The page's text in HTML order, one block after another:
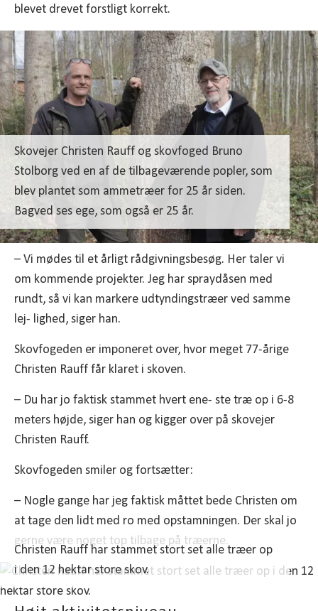
blevet drevet forstligt korrekt.
Skovejer Christen Rauff og skovfoged Bruno
Stolborg ved en af de tilbageværende popler, som
blev plantet som ammetræer for 25 år siden.
Bagved ses ege, som også er 25 år.
– Vi mødes til et årligt rådgivningsbesøg. Her taler vi
om kommende projekter. Jeg har spraydåsen med
rundt, så vi kan markere udtyndingstræer ved samme
lej- lighed, siger han.
Skovfogeden er imponeret over, hvor meget 77-årige
Christen Rauff får klaret i skoven.
– Du har jo faktisk stammet hvert ene- ste træ op i 6-8
meters højde, siger han og kigger over på skovejer
Christen Rauff.
Skovfogeden smiler og fortsætter:
– Nogle gange har jeg faktisk måttet bede Christen om
at tage den lidt med ro med opstamningen. Der skal jo
gerne være noget top tilbage på træerne.
Christen Rauff har stammet stort set alle træer op
i den 12 hektar store skov.